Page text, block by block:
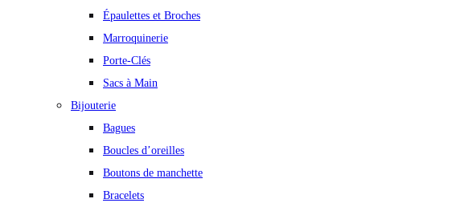
Épaulettes et Broches
Marroquinerie
Porte-Clés
Sacs à Main
Bijouterie
Bagues
Boucles d’oreilles
Boutons de manchette
Bracelets